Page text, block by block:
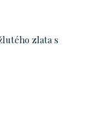
zlata s